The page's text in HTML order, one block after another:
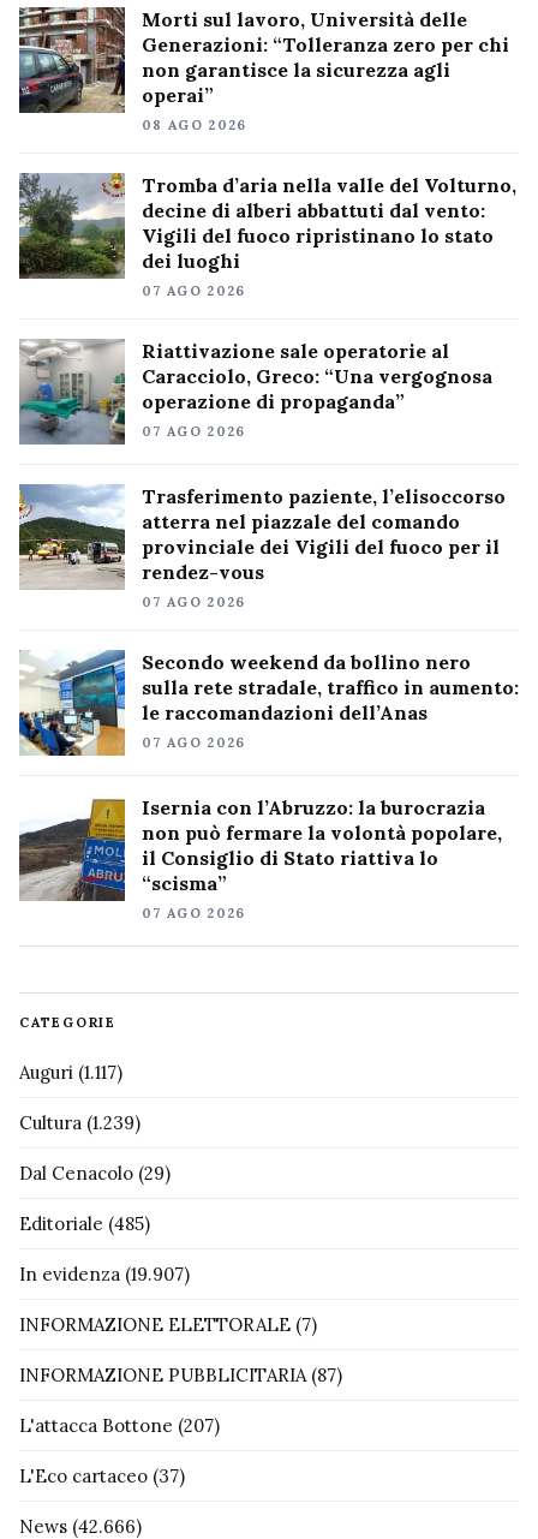
Morti sul lavoro, Università delle
Generazioni: “Tolleranza zero per chi
non garantisce la sicurezza agli
operai”
08 AGO 2026
Tromba d’aria nella valle del Volturno,
decine di alberi abbattuti dal vento:
Vigili del fuoco ripristinano lo stato
dei luoghi
07 AGO 2026
Riattivazione sale operatorie al
Caracciolo, Greco: “Una vergognosa
operazione di propaganda”
07 AGO 2026
Trasferimento paziente, l’elisoccorso
atterra nel piazzale del comando
provinciale dei Vigili del fuoco per il
rendez-vous
07 AGO 2026
Secondo weekend da bollino nero
sulla rete stradale, traffico in aumento:
le raccomandazioni dell’Anas
07 AGO 2026
Isernia con l’Abruzzo: la burocrazia
non può fermare la volontà popolare,
il Consiglio di Stato riattiva lo
“scisma”
07 AGO 2026
CATEGORIE
Auguri (1.117)
Cultura (1.239)
Dal Cenacolo (29)
Editoriale (485)
In evidenza (19.907)
INFORMAZIONE ELETTORALE (7)
INFORMAZIONE PUBBLICITARIA (87)
L'attacca Bottone (207)
L'Eco cartaceo (37)
News (42.666)